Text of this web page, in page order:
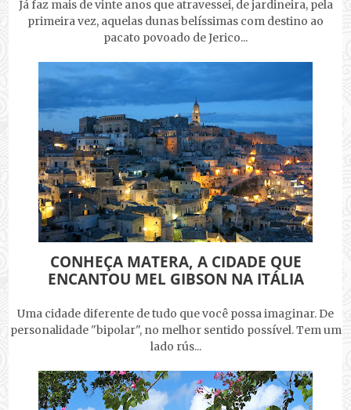
Já faz mais de vinte anos que atravessei, de jardineira, pela
primeira vez, aquelas dunas belíssimas com destino ao
pacato povoado de Jerico...
CONHEÇA MATERA, A CIDADE QUE
ENCANTOU MEL GIBSON NA ITÁLIA
Uma cidade diferente de tudo que você possa imaginar. De
personalidade "bipolar", no melhor sentido possível. Tem um
lado rús...